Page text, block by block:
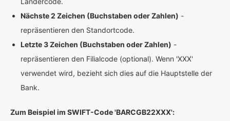
Nächste 2 Zeichen (Buchstaben oder Zahlen) -
repräsentieren den Standortcode.
Letzte 3 Zeichen (Buchstaben oder Zahlen) -
repräsentieren den Filialcode (optional). Wenn 'XXX'
verwendet wird, bezieht sich dies auf die Hauptstelle der
Bank.
Zum Beispiel im SWIFT-Code 'BARCGB22XXX':